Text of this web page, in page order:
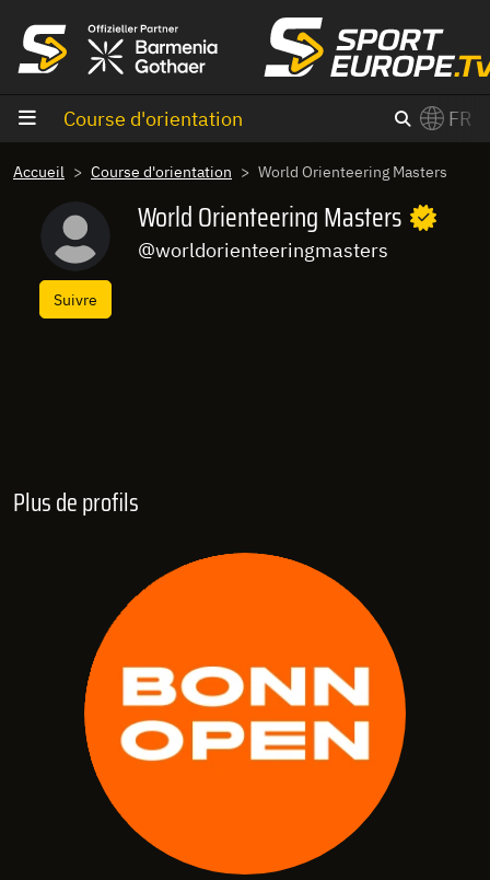
Course d'orientation FR
Switch to English?
Accueil Course d'orientation World Orienteering Masters
Suivre
World Orienteering Masters
@worldorienteeringmasters
Plus de profils